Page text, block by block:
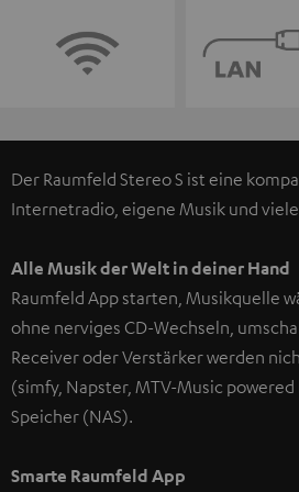
Der Raumfeld Stereo S ist eine
Internetradio, eigene Musik und
Alle Musik der Welt in deiner Hand
Raumfeld App starten, Musikquelle
ohne nerviges CD-Wechseln,
Receiver oder Verstärker werden
(simfy, Napster, MTV-Music
Speicher (NAS).
Smarte Raumfeld App